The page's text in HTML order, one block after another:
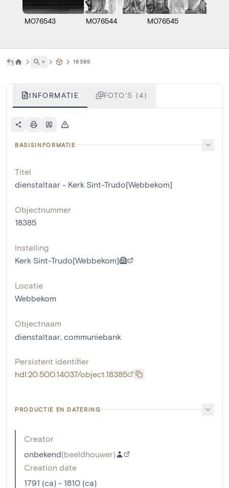
M076543 M076544 M076545
˅ 18385
INFORMATIE FOTO'S (4)
BASISINFORMATIE
Titel
dienstaltaar - Kerk Sint-Trudo[Webbekom]
Objectnummer
18385
Instelling
Kerk Sint-Trudo[Webbekom]
Locatie
Webbekom
Objectnaam
dienstaltaar, communiebank
Persistent identifier
hdl:20.500.14037/object.18385
PRODUCTIE EN DATERING
Creator
onbekend(beeldhouwer)
Creation date
1791 (ca) - 1810 (ca)